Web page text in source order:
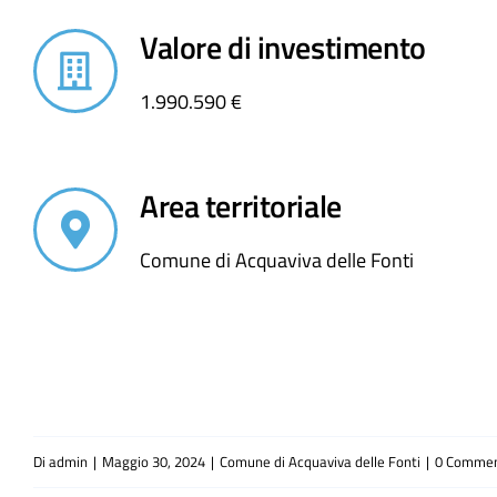
Valore di investimento
1.990.590 €
Area territoriale
Comune di Acquaviva delle Fonti
Di admin | Maggio 30, 2024 | Comune di Acquaviva delle Fonti | 0